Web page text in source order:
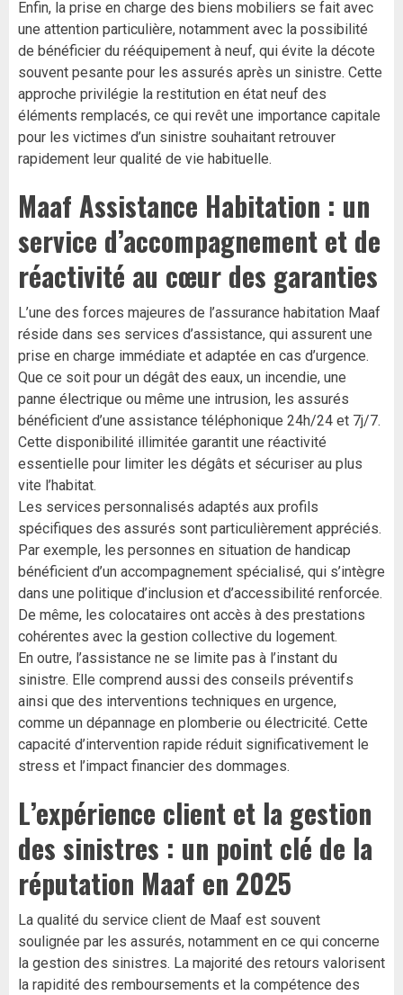
Enfin, la prise en charge des biens mobiliers se fait avec
une attention particulière, notamment avec la possibilité
de bénéficier du rééquipement à neuf, qui évite la décote
souvent pesante pour les assurés après un sinistre. Cette
approche privilégie la restitution en état neuf des
éléments remplacés, ce qui revêt une importance capitale
pour les victimes d’un sinistre souhaitant retrouver
rapidement leur qualité de vie habituelle.
Maaf Assistance Habitation : un
service d’accompagnement et de
réactivité au cœur des garanties
L’une des forces majeures de l’assurance habitation Maaf
réside dans ses services d’assistance, qui assurent une
prise en charge immédiate et adaptée en cas d’urgence.
Que ce soit pour un dégât des eaux, un incendie, une
panne électrique ou même une intrusion, les assurés
bénéficient d’une assistance téléphonique 24h/24 et 7j/7.
Cette disponibilité illimitée garantit une réactivité
essentielle pour limiter les dégâts et sécuriser au plus
vite l’habitat.
Les services personnalisés adaptés aux profils
spécifiques des assurés sont particulièrement appréciés.
Par exemple, les personnes en situation de handicap
bénéficient d’un accompagnement spécialisé, qui s’intègre
dans une politique d’inclusion et d’accessibilité renforcée.
De même, les colocataires ont accès à des prestations
cohérentes avec la gestion collective du logement.
En outre, l’assistance ne se limite pas à l’instant du
sinistre. Elle comprend aussi des conseils préventifs
ainsi que des interventions techniques en urgence,
comme un dépannage en plomberie ou électricité. Cette
capacité d’intervention rapide réduit significativement le
stress et l’impact financier des dommages.
L’expérience client et la gestion
des sinistres : un point clé de la
réputation Maaf en 2025
La qualité du service client de Maaf est souvent
soulignée par les assurés, notamment en ce qui concerne
la gestion des sinistres. La majorité des retours valorisent
la rapidité des remboursements et la compétence des